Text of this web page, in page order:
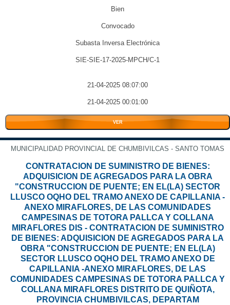
Bien
Convocado
Subasta Inversa Electrónica
SIE-SIE-17-2025-MPCH/C-1
21-04-2025 08:07:00
21-04-2025 00:01:00
VER
MUNICIPALIDAD PROVINCIAL DE CHUMBIVILCAS - SANTO TOMAS
CONTRATACION DE SUMINISTRO DE BIENES:
ADQUISICION DE AGREGADOS PARA LA OBRA
"CONSTRUCCION DE PUENTE; EN EL(LA) SECTOR
LLUSCO OQHO DEL TRAMO ANEXO DE CAPILLANIA -
ANEXO MIRAFLORES, DE LAS COMUNIDADES
CAMPESINAS DE TOTORA PALLCA Y COLLANA
MIRAFLORES DIS - CONTRATACION DE SUMINISTRO
DE BIENES: ADQUISICION DE AGREGADOS PARA LA
OBRA "CONSTRUCCION DE PUENTE; EN EL(LA)
SECTOR LLUSCO OQHO DEL TRAMO ANEXO DE
CAPILLANIA -ANEXO MIRAFLORES, DE LAS
COMUNIDADES CAMPESINAS DE TOTORA PALLCA Y
COLLANA MIRAFLORES DISTRITO DE QUIÑOTA,
PROVINCIA CHUMBIVILCAS, DEPARTAM